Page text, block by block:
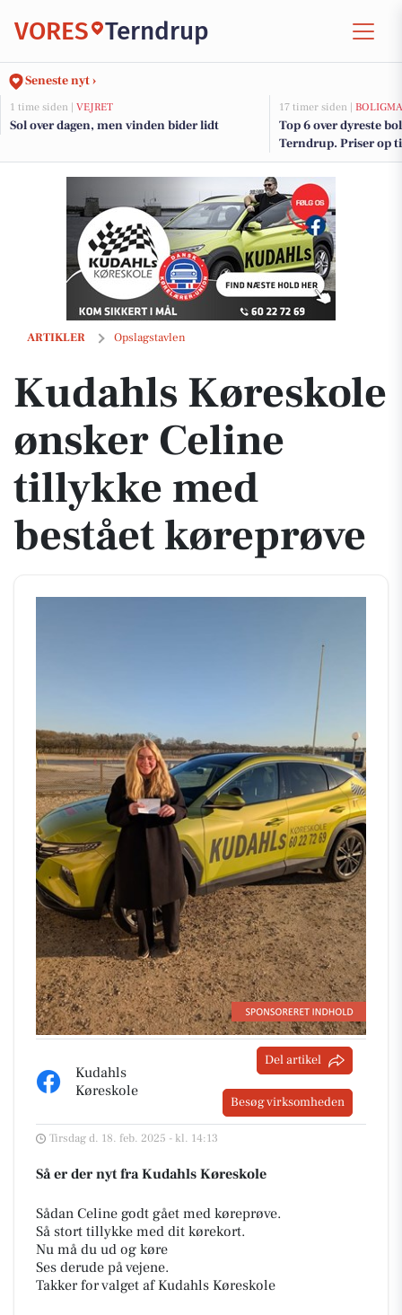
VORES Terndrup
Seneste nyt ›
1 time siden | VEJRET
Sol over dagen, men vinden bider lidt
17 timer siden |
Top 6 over dyreste
Terndrup. Priser op
ARTIKLER Opslagstavlen
Kudahls Køreskole ønsker Celine tillykke med bestået køreprøve
Kudahls Køreskole
ønsker Celine
tillykke med
bestået køreprøve
Kudahls
Køreskole
Del artikel
Besøg virksomheden
Tirsdag d. 18. feb. 2025 - kl. 14:13
Så er der nyt fra Kudahls Køreskole
Sådan Celine godt gået med køreprøve.
Så stort tillykke med dit kørekort.
Nu må du ud og køre
Ses derude på vejene.
Takker for valget af Kudahls Køreskole